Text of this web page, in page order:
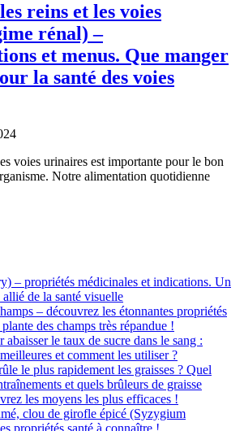
reins et les voies
rénal) –
et menus. Que manger
la santé des voies
voies urinaires est importante pour le bon
Notre alimentation quotidienne
– propriétés médicinales et indications. Un
de la santé visuelle
– découvrez les étonnantes propriétés
des champs très répandue !
abaisser le taux de sucre dans le sang :
et comment les utiliser ?
le plus rapidement les graisses ? Quel
et quels brûleurs de graisse
les moyens les plus efficaces !
clou de girofle épicé (Syzygium
propriétés santé à connaître !